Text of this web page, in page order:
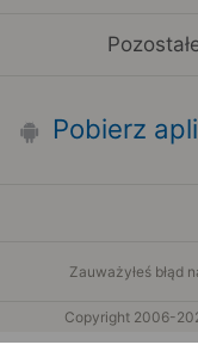
Pobierz
Zauważyłeś błąd
Copyright 2006-